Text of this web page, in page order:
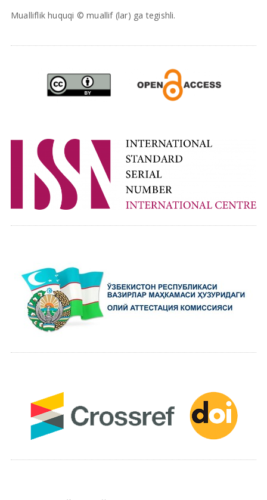
Mualliflik huquqi © muallif (lar) ga tegishli.